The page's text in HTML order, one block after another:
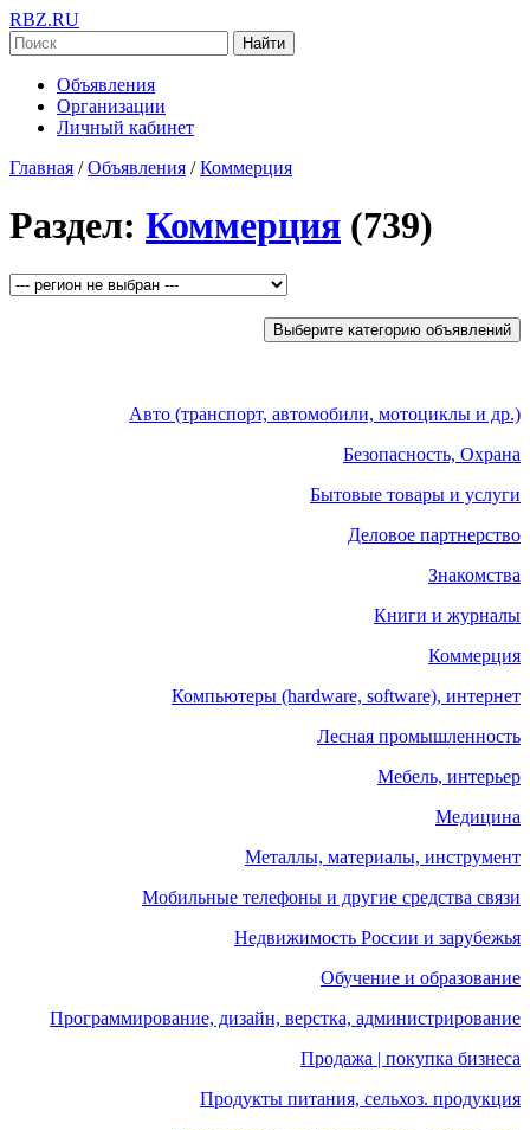
RBZ.RU
Найти
Объявления
Организации
Личный кабинет
Главная / Объявления / Коммерция
Раздел: Коммерция (739)
Выберите категорию объявлений
Авто (транспорт, автомобили, мотоциклы и др.)
Безопасность, Охрана
Бытовые товары и услуги
Деловое партнерство
Знакомства
Книги и журналы
Коммерция
Компьютеры (hardware, software), интернет
Лесная промышленность
Мебель, интерьер
Медицина
Металлы, материалы, инструмент
Мобильные телефоны и другие средства связи
Недвижимость России и зарубежья
Обучение и образование
Программирование, дизайн, верстка, администрирование
Продажа | покупка бизнеса
Продукты питания, сельхоз. продукция